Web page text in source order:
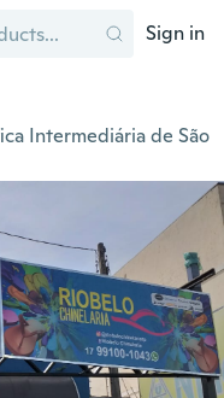
Sign in
Intermediária de São